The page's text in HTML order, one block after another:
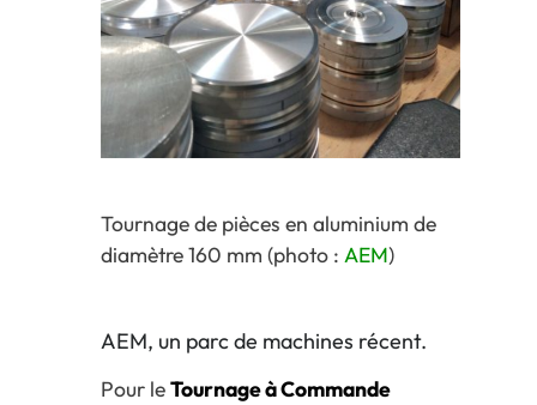
Tournage de pièces en aluminium de
diamètre 160 mm (photo : AEM)
AEM, un parc de machines récent.
Pour leTournage à Commande